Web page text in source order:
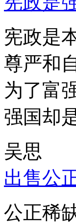
宪政是
尊严和
为了富
强国却
吴思
出售公
公正稀